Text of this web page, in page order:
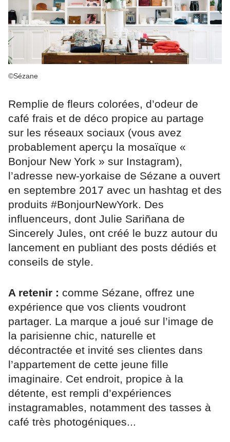
©Sézane
Remplie de fleurs colorées, d’odeur de
café frais et de déco propice au partage
sur les réseaux sociaux (vous avez
probablement aperçu la mosaïque «
Bonjour New York » sur Instagram),
l’adresse new-yorkaise de Sézane a ouvert
en septembre 2017 avec un hashtag et des
produits #BonjourNewYork. Des
influenceurs, dont Julie Sariñana de
Sincerely Jules, ont créé le buzz autour du
lancement en publiant des posts dédiés et
conseils de style.
A retenir : comme Sézane, offrez une
expérience que vos clients voudront
partager. La marque a joué sur l’image de
la parisienne chic, naturelle et
décontractée et invité ses clientes dans
l’appartement de cette jeune fille
imaginaire. Cet endroit, propice à la
détente, est rempli d’expériences
instagramables, notamment des tasses à
café très photogéniques...